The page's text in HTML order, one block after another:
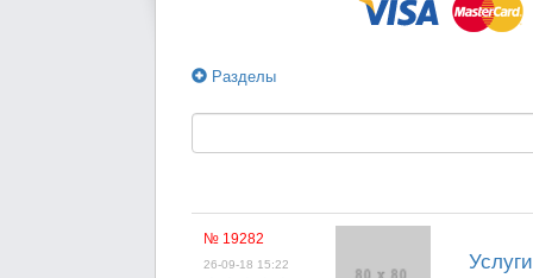
Разделы
№ 19282
26-09-18 15:22